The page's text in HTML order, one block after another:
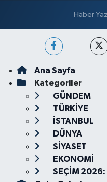
Haber
Ana Sayfa
Kategoriler
GÜNDEM
TÜRKİYE
İSTANBUL
DÜNYA
SİYASET
EKONOMİ
SEÇİM 2026: